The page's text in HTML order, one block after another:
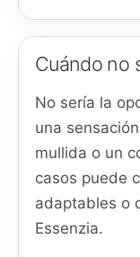
Cuándo no
No sería la
una
mullida o un
casos puede
adaptables o
Essenzia.